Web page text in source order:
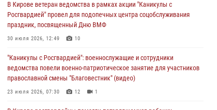
магазина
02 августа 2026, 07:00
1 августа – День дежурной службы войск национальной гвардии
01 августа 2026, 09:39
В Кирове ветеран ведомства в рамках акции "Каникулы с
Росгвардией" провел для подопечных центра соцобслуживания
праздник, посвященный Дню ВМФ
30 июля 2026, 12:49 10
"Каникулы с Росгвардией": военнослужащие и сотрудники
ведомства повели военно-патриотическое занятие для участников
православной смены "Благовестник" (видео)
23 июля 2026, 07:30 12 1